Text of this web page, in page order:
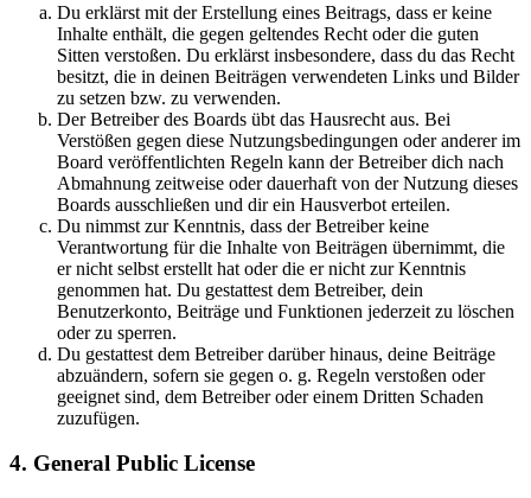
Du erklärst mit der Erstellung eines Beitrags, dass er keine
Inhalte enthält, die gegen geltendes Recht oder die guten
Sitten verstoßen. Du erklärst insbesondere, dass du das Recht
besitzt, die in deinen Beiträgen verwendeten Links und Bilder
zu setzen bzw. zu verwenden.
Der Betreiber des Boards übt das Hausrecht aus. Bei
Verstößen gegen diese Nutzungsbedingungen oder anderer im
Board veröffentlichten Regeln kann der Betreiber dich nach
Abmahnung zeitweise oder dauerhaft von der Nutzung dieses
Boards ausschließen und dir ein Hausverbot erteilen.
Du nimmst zur Kenntnis, dass der Betreiber keine
Verantwortung für die Inhalte von Beiträgen übernimmt, die
er nicht selbst erstellt hat oder die er nicht zur Kenntnis
genommen hat. Du gestattest dem Betreiber, dein
Benutzerkonto, Beiträge und Funktionen jederzeit zu löschen
oder zu sperren.
Du gestattest dem Betreiber darüber hinaus, deine Beiträge
abzuändern, sofern sie gegen o. g. Regeln verstoßen oder
geeignet sind, dem Betreiber oder einem Dritten Schaden
zuzufügen.
4. General Public License